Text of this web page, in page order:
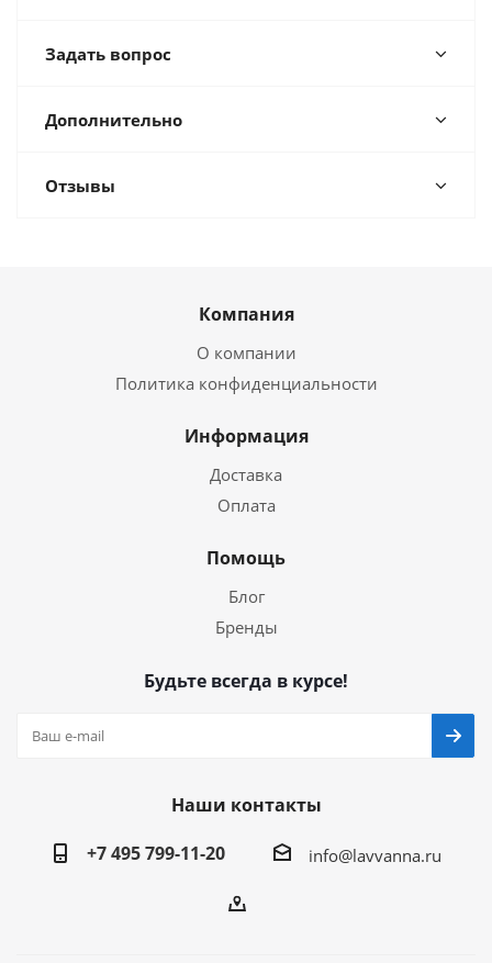
Задать вопрос
Дополнительно
Отзывы
Компания
О компании
Политика конфиденциальности
Информация
Доставка
Оплата
Помощь
Блог
Бренды
Будьте всегда в курсе!
Наши контакты
+7 495 799-11-20
info@lavvanna.ru